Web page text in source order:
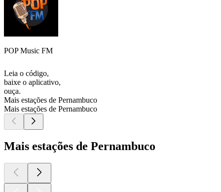
POP Music FM
Leia o código,
baixe o aplicativo,
ouça.
Mais estações de Pernambuco
Mais estações de Pernambuco
Mais estações de Pernambuco